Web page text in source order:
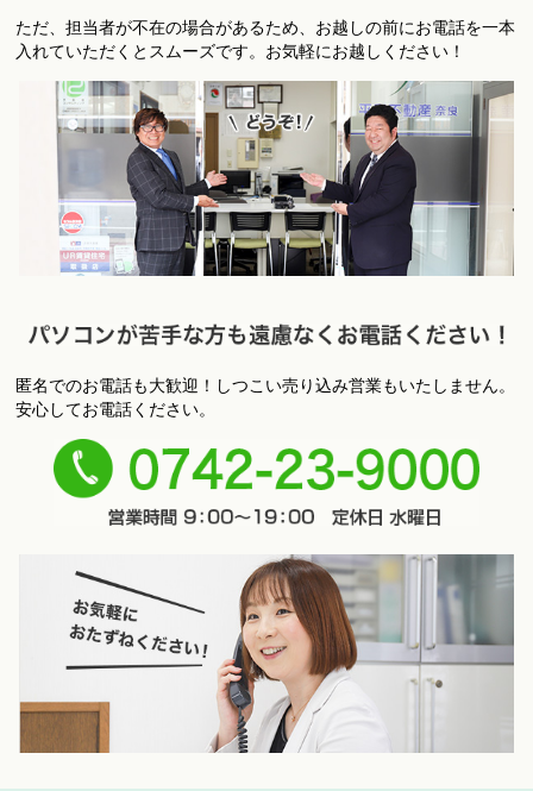
店への飛び込みもＯＫです！
ただ、担当者が不在の場合があるため、お越しの前にお電話を一本
入れていただくとスムーズです。お気軽にお越しください！
ソコンが苦手な方も遠慮なくお電話ください！
匿名でのお電話も大歓迎！しつこい売り込み営業もいたしません。
安心してお電話ください。